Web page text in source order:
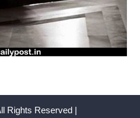
Rights Reserved |